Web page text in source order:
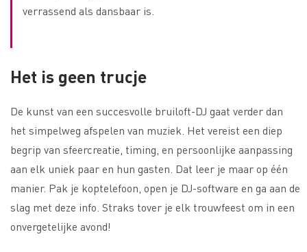
verrassend als dansbaar is.
Het is geen trucje
De kunst van een succesvolle bruiloft-DJ gaat verder dan
het simpelweg afspelen van muziek. Het vereist een diep
begrip van sfeercreatie, timing, en persoonlijke aanpassing
aan elk uniek paar en hun gasten. Dat leer je maar op één
manier. Pak je koptelefoon, open je DJ-software en ga aan de
slag met deze info. Straks tover je elk trouwfeest om in een
onvergetelijke avond!